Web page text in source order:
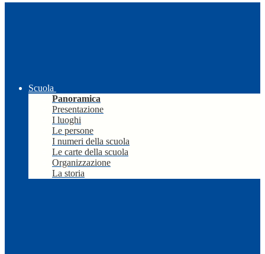
Scuola
Panoramica
Presentazione
I luoghi
Le persone
I numeri della scuola
Le carte della scuola
Organizzazione
La storia